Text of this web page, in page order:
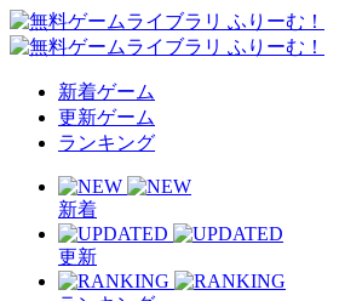
新着ゲーム
更新ゲーム
ランキング
新着
更新